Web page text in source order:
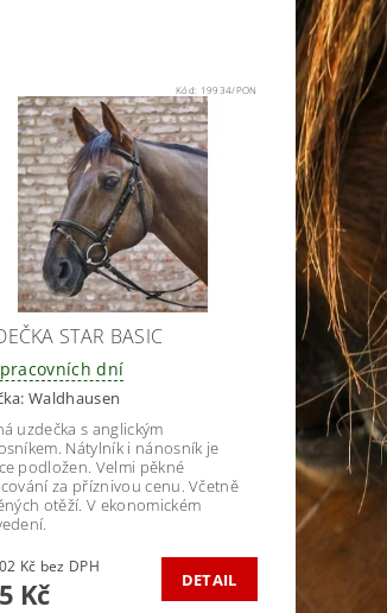
Kód: 19934/PON
STAR BASIC
dní
Waldhausen
uzdečka s anglickým
Nátylník i nánosník je
podložen. Velmi pěkné
za příznivou cenu. Včetně
otěží. V ekonomickém
657,02 Kč bez DPH
Kč DETAIL